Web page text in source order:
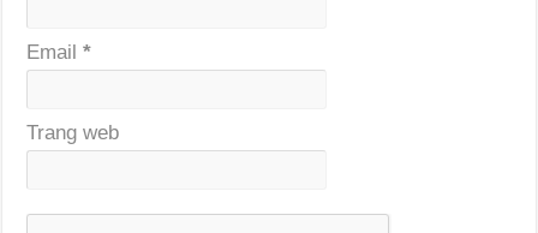
Email*
Trang web